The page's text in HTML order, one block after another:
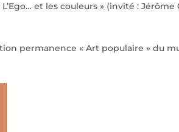
et les couleurs » (invité :
permanence « Art populaire » du